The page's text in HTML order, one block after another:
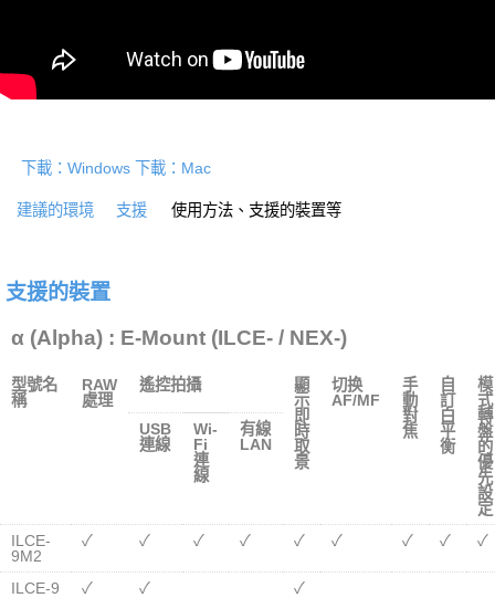
下載：Windows 下載：Mac
建議的環境 支援 使用方法、支援的裝置等
支援的裝置
α (Alpha) : E-Mount (ILCE- / NEX-)
型號名
稱
RAW
處理
遙控拍攝
顯
示
即
時
取
景
切换
AF/MF
手
動
對
焦
自
訂
白
平
衡
模
式
轉
盤
的
優
先
設
定
USB
連線
Wi-
Fi
連
線
有線
LAN
ILCE-
9M2
✓ ✓ ✓ ✓ ✓ ✓ ✓ ✓ ✓
ILCE-9 ✓ ✓
✓